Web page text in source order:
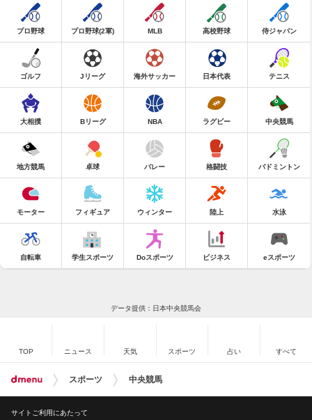
プロ野球 プロ野球(2軍) MLB 高校野球 侍ジャパン
ゴルフ Jリーグ 海外サッカー 日本代表 テニス
大相撲 Bリーグ NBA ラグビー 中央競馬
地方競馬 卓球 バレー 格闘技 バドミントン
モーター フィギュア ウィンター 陸上 水泳
自転車 学生スポーツ Doスポーツ ビジネス eスポーツ
データ提供：日本中央競馬会
TOP ニュース 天気 スポーツ 占い すべて
スポーツ 中央競馬
サイトご利用にあたって